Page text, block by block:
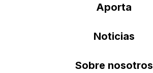
Aporta
Noticias
Sobre nosotros